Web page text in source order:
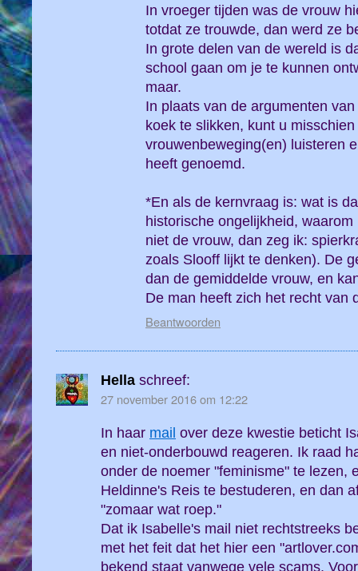
In vroeger tijden was de vrouw
totdat ze trouwde, dan werd ze
In grote delen van de wereld is
school gaan om je te kunnen
maar.
In plaats van de argumenten
koek te slikken, kunt u
vrouwenbeweging(en) luisteren
heeft genoemd.
*En als de kernvraag is: wat is
historische ongelijkheid,
niet de vrouw, dan zeg ik:
zoals Slooff lijkt te denken). De
dan de gemiddelde vrouw, en
De man heeft zich het recht van
Beantwoorden
Hella schreef:
27 november 2016 om 12:22
In haar mail over deze kwestie beticht
en niet-onderbouwd reageren. Ik raad
onder de noemer "feminisme" te lezen,
Heldinne's Reis te bestuderen, en dan
"zomaar wat roep."
Dat ik Isabelle's mail niet rechtstreeks
met het feit dat het hier een
bekend staat vanwege vele scams.